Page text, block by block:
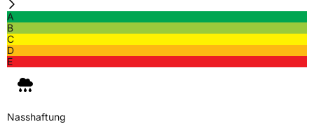
A
B
C
D
E
Nasshaftung